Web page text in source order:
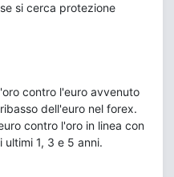
si cerca protezione
contro l'euro avvenuto
dell'euro nel forex.
contro l'oro in linea con
1, 3 e 5 anni.